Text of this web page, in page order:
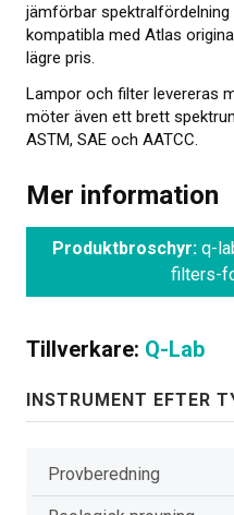
Om provning
Utbildning
jämförbar
kompatibla med Atlas
lägre pris.
Lampor och filter levereras
möter även ett brett
ASTM, SAE och AATCC.
Mer information
Produktbroschyr: q-
filters-
Tillverkare: Q-Lab
INSTRUMENT EFTER
Provberedning